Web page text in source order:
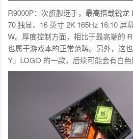
R9000P：次旗舰选手，最高搭载锐
70 独显、16 英寸 2K 165Hz 16:10 屏
W。厚度控制方面，相比于最高端的
也属于游戏本的正常范畴。另外，这
Y」LOGO 的一款，后续可能会有白色